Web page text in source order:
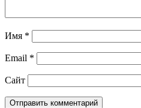
Имя *
Email *
Сайт